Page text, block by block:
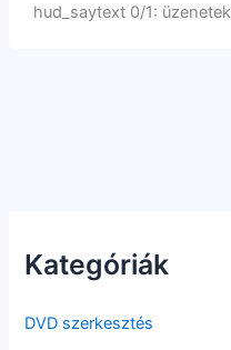
Kategóriák
DVD szerkesztés
hud_saytext 0/1: üzenetek